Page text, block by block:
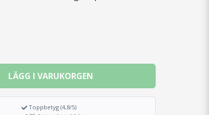
LÄGG I VARUKORGEN
Toppbetyg (4,8/5)